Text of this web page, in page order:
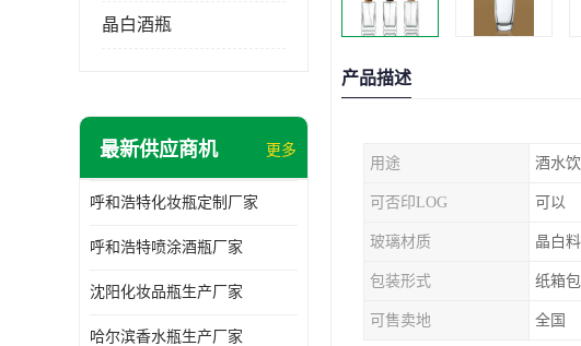
晶白酒瓶
最新供应商机 更多
呼和浩特化妆瓶定制厂家
呼和浩特喷涂酒瓶厂家
沈阳化妆品瓶生产厂家
哈尔滨香水瓶生产厂家
产品描述
用途 酒水
可否印LOG 可以
玻璃材质 晶白
包装形式 纸箱
可售卖地 全国